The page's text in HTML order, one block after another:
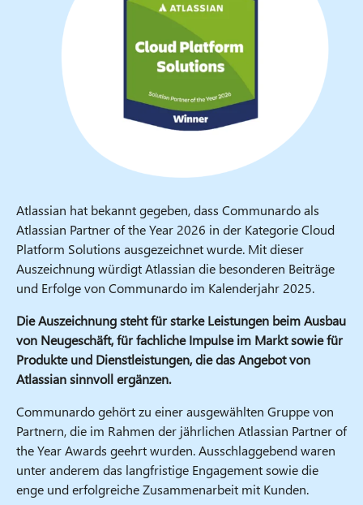
Atlassian hat bekannt gegeben, dass Communardo als
Atlassian Partner of the Year 2026 in der Kategorie Cloud
Platform Solutions ausgezeichnet wurde. Mit dieser
Auszeichnung würdigt Atlassian die besonderen Beiträge
und Erfolge von Communardo im Kalenderjahr 2025.
Die Auszeichnung steht für starke Leistungen beim Ausbau
von Neugeschäft, für fachliche Impulse im Markt sowie für
Produkte und Dienstleistungen, die das Angebot von
Atlassian sinnvoll ergänzen.
Communardo gehört zu einer ausgewählten Gruppe von
Partnern, die im Rahmen der jährlichen Atlassian Partner of
the Year Awards geehrt wurden. Ausschlaggebend waren
unter anderem das langfristige Engagement sowie die
enge und erfolgreiche Zusammenarbeit mit Kunden.